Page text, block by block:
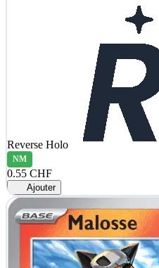
Reverse Holo
NM
0.55 CHF
Ajouter